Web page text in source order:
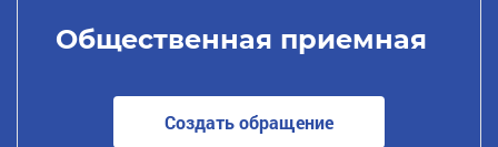
Общественная приемная
Создать обращение